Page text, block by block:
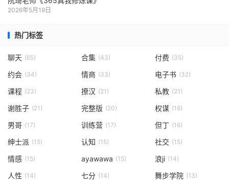
2026年5月19日
热门标签
聊天 (65) 合集 (43) 付费 (35)
约会 (34) 情商 (33) 电子书 (32)
课程 (23) 撩汉 (21) 私教 (21)
谢胜子 (21) 完整版 (20) 权谋 (18)
男哥 (17) 训练营 (17) 但丁 (16)
绅士派 (15) 认知 (15) 社交 (15)
情感 (15) ayawawa (15) 浪ji (14)
人性 (14) 七分 (14) 舞步学院 (13)